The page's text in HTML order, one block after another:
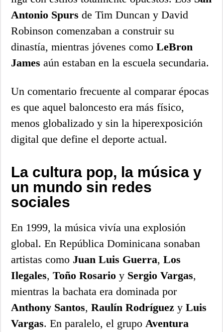
Antonio Spurs de Tim Duncan y David
Robinson comenzaban a construir su
dinastía, mientras jóvenes comoLeBron
James aún estaban en la escuela secundaria.
Un comentario frecuente al comparar épocas
es que aquel baloncesto era más físico,
menos globalizado y sin la hiperexposición
digital que define el deporte actual.
La cultura pop, la música y
un mundo sin redes
sociales
En 1999, la música vivía una explosión
global. En República Dominicana sonaban
artistas como Juan Luis Guerra,Los
Ilegales,Toño Rosario y Sergio Vargas,
mientras la bachata era dominada por
Anthony Santos,Raulín Rodríguez yLuis
Vargas. En paralelo, el grupo Aventura